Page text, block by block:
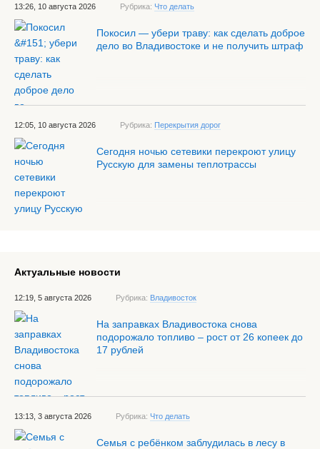
13:26, 10 августа 2026 Рубрика: Что делать
Покосил — убери траву: как сделать доброе
дело во Владивостоке и не получить штраф
12:05, 10 августа 2026 Рубрика: Перекрытия дорог
Сегодня ночью сетевики перекроют улицу
Русскую для замены теплотрассы
Актуальные новости
12:19, 5 августа 2026 Рубрика: Владивосток
На заправках Владивостока снова
подорожало топливо – рост от 26 копеек до
17 рублей
13:13, 3 августа 2026 Рубрика: Что делать
Семья с ребёнком заблудилась в лесу в